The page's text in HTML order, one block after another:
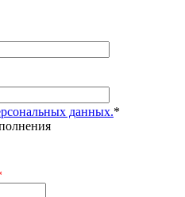
данных.*